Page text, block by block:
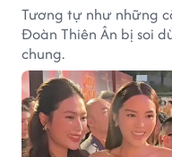
Tương tự như những
Đoàn Thiên Ân bị soi
chung.